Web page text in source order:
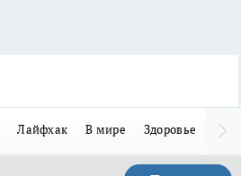
Лайфхак В мире Здоровье